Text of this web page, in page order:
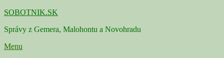
Skip
content
SOBOTNIK.SK
Správy z Gemera, Malohontu a Novohradu
Menu